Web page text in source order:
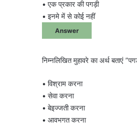
• एक प्रकार की पगड़ी
• इनमे में से कोई नहीं
Answer
निम्नलिखित मुहावरे का अर्थ बताएं
• विश्राम करना
• सेवा करना
• बेइज्जती करना
• आवभगत करना